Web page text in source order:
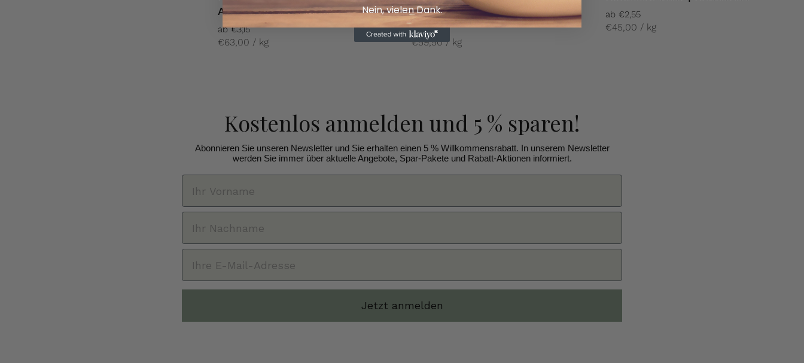
Aroma
ab €3,15
€63,00 / kg
Aroma
€5,95
€59,50 / kg
ab €2,55
€45,00 / kg
Kostenlos anmelden und 5 % sparen!
Abonnieren Sie unseren Newsletter und Sie erhalten einen 5 % Willkommensrabatt. In unserem Newsletter
werden Sie immer über aktuelle Angebote, Spar-Pakete und Rabatt-Aktionen informiert.
Jetzt anmelden
Nein, vielen Dank.